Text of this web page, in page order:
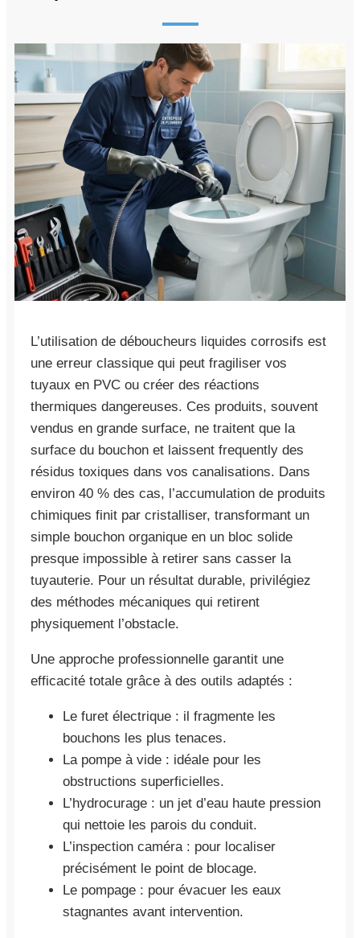
L’utilisation de déboucheurs liquides corrosifs est
une erreur classique qui peut fragiliser vos
tuyaux en PVC ou créer des réactions
thermiques dangereuses. Ces produits, souvent
vendus en grande surface, ne traitent que la
surface du bouchon et laissent frequently des
résidus toxiques dans vos canalisations. Dans
environ 40 % des cas, l’accumulation de produits
chimiques finit par cristalliser, transformant un
simple bouchon organique en un bloc solide
presque impossible à retirer sans casser la
tuyauterie. Pour un résultat durable, privilégiez
des méthodes mécaniques qui retirent
physiquement l’obstacle.
Une approche professionnelle garantit une
efficacité totale grâce à des outils adaptés :
Le furet électrique : il fragmente les
bouchons les plus tenaces.
La pompe à vide : idéale pour les
obstructions superficielles.
L’hydrocurage : un jet d’eau haute pression
qui nettoie les parois du conduit.
L’inspection caméra : pour localiser
précisément le point de blocage.
Le pompage : pour évacuer les eaux
stagnantes avant intervention.